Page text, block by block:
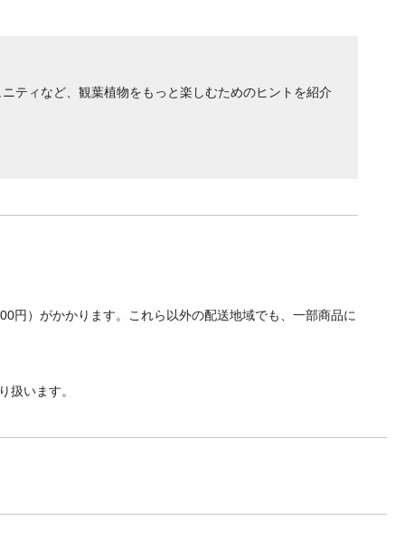
ティなど、観葉植物をもっと楽しむためのヒントを紹介
円）がかかります。これら以外の配送地域でも、一部商品に
扱います。